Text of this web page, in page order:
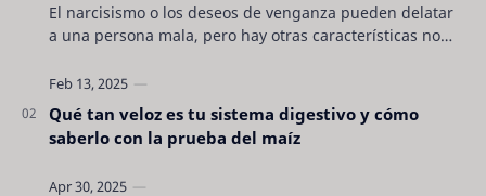
El narcisismo o los deseos de venganza pueden delatar
a una persona mala, pero hay otras características no
Qué tan veloz es tu sistema digestivo y cómo
saberlo con la prueba del maíz